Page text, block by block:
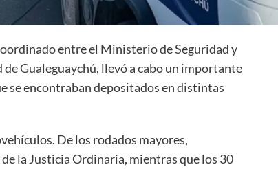
entre el Ministerio de Seguridad y
Gualeguaychú, llevó a cabo un importante
se encontraban depositados en distintas
De los rodados mayores,
la Justicia Ordinaria, mientras que los 30